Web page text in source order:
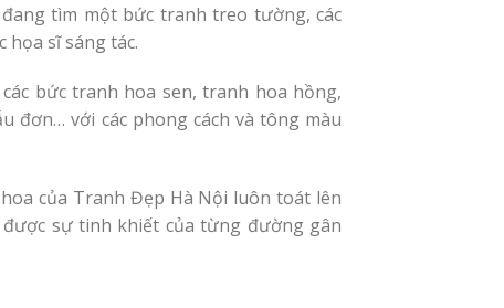
tìm một bức tranh treo tường, các
họa sĩ sáng tác.
bức tranh hoa sen, tranh hoa hồng,
đơn… với các phong cách và tông màu
của Tranh Đẹp Hà Nội luôn toát lên
sự tinh khiết của từng đường gân